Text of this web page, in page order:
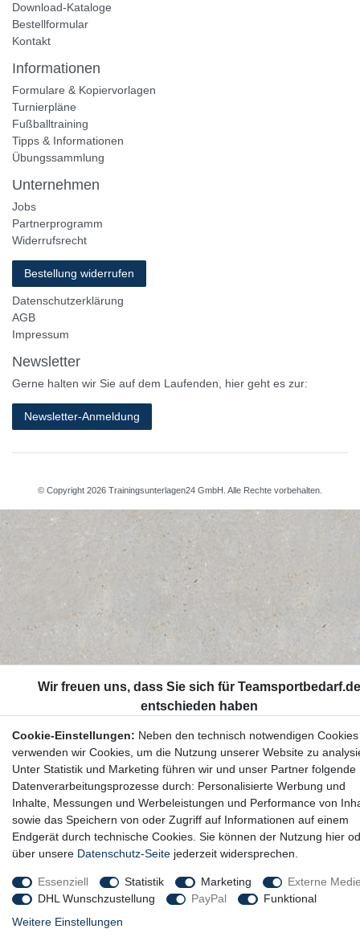
Download-Kataloge
Bestellformular
Kontakt
Informationen
Formulare & Kopiervorlagen
Turnierpläne
Fußballtraining
Tipps & Informationen
Übungssammlung
Unternehmen
Jobs
Partnerprogramm
Widerrufsrecht
Bestellung widerrufen
Datenschutzerklärung
AGB
Impressum
Newsletter
Gerne halten wir Sie auf dem Laufenden, hier geht es zur:
Newsletter-Anmeldung
© Copyright 2026 Trainingsunterlagen24 GmbH. Alle Rechte vorbehalten.
Cookie-Einstellungen: Neben den technisch notwendigen Cookies
verwenden wir Cookies, um die Nutzung unserer Website zu
Unter Statistik und Marketing führen wir und unser Partner folgende
Datenverarbeitungsprozesse durch: Personalisierte Werbung und
Inhalte, Messungen und Werbeleistungen und Performance von
sowie das Speichern von oder Zugriff auf Informationen auf einem
Endgerät durch technische Cookies. Sie können der Nutzung hier
über unsere Datenschutz-Seite jederzeit widersprechen.
Essenziell Statistik Marketing
Externe
DHL Wunschzustellung
PayPal
Funktional
Weitere Einstellungen